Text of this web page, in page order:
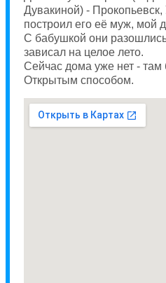
Дувакиной) - Прокопьевск,
построил его её муж, мой
С бабушкой они
зависал на целое лето.
Сейчас дома уже нет - там
Открытым способом.